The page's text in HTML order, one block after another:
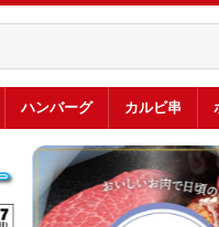
ハンバーグ カルビ串